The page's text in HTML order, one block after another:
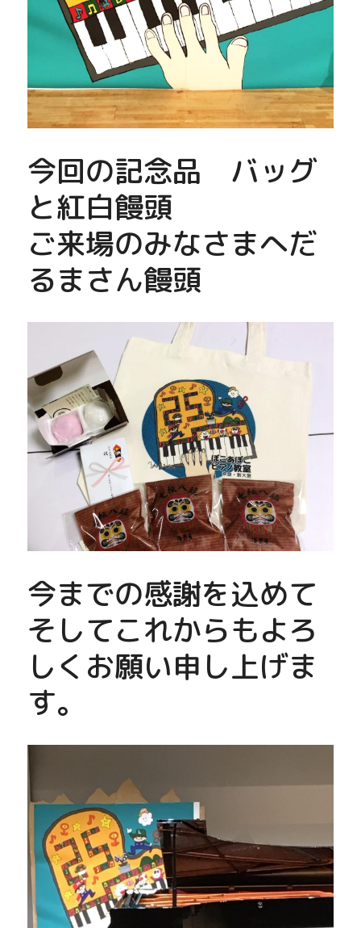
今回の記念品　バッグ
と紅白饅頭
ご来場のみなさまへだ
るまさん饅頭
今までの感謝を込めて
そしてこれからもよろ
しくお願い申し上げま
す。